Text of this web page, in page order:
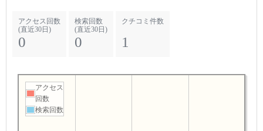
アクセス回数
(直近30日)
0
検索回数
(直近30日)
0
クチコミ件数
1
アクセス
回数
検索回数